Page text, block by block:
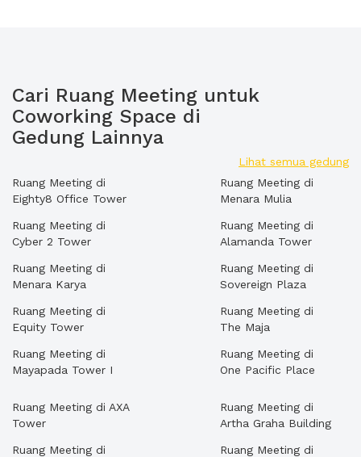
Cari Ruang Meeting untuk
Coworking Space di
Gedung Lainnya
Lihat semua gedung
Ruang Meeting di
Eighty8 Office Tower
Ruang Meeting di
Cyber 2 Tower
Ruang Meeting di
Menara Karya
Ruang Meeting di
Equity Tower
Ruang Meeting di
Mayapada Tower I
Ruang Meeting di
Menara Mulia
Ruang Meeting di
Alamanda Tower
Ruang Meeting di
Sovereign Plaza
Ruang Meeting di
The Maja
Ruang Meeting di
One Pacific Place
Ruang Meeting di AXA
Tower
Ruang Meeting di
Ruang Meeting di
Artha Graha Building
Ruang Meeting di